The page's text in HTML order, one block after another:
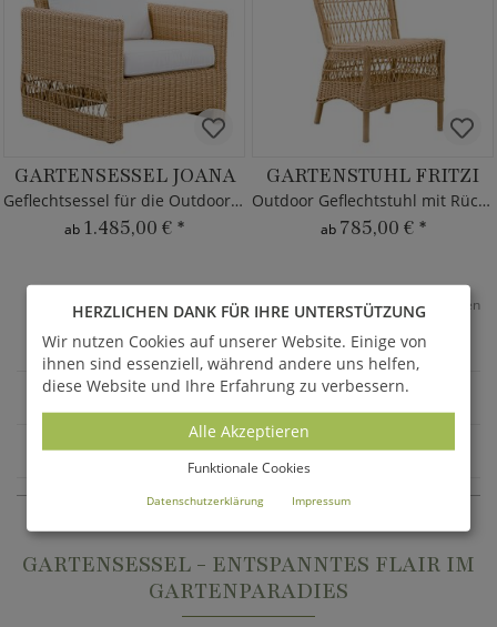
GARTENSESSEL JOANA
Geflechtsessel für die Outdoor Lounge
ab 1.485,00 € *
GARTENSTUHL FRITZI
Outdoor Geflechtstuhl mit Rückenlehne
ab 785,00 € *
*Alle Preise inkl. MwSt. & Versandkosten
36 Seite 1 von 5
GARTENMÖBEL
GARTENSTÜHLE & SESSEL
GARTENSESSEL - ENTSPANNTES FLAIR IM
GARTENPARADIES
HERZLICHEN DANK FÜR IHRE UNTERSTÜTZUNG
Wir nutzen Cookies auf unserer Website. Einige von
ihnen sind essenziell, während andere uns helfen,
diese Website und Ihre Erfahrung zu verbessern.
Alle Akzeptieren
Funktionale Cookies
Datenschutzerklärung Impressum